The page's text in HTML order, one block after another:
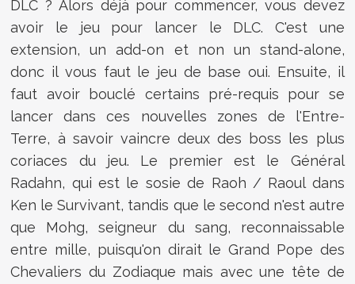
DLC ? Alors déjà pour commencer, vous devez
avoir le jeu pour lancer le DLC. C'est une
extension, un add-on et non un stand-alone,
donc il vous faut le jeu de base oui. Ensuite, il
faut avoir bouclé certains pré-requis pour se
lancer dans ces nouvelles zones de l'Entre-
Terre, à savoir vaincre deux des boss les plus
coriaces du jeu. Le premier est le Général
Radahn, qui est le sosie de Raoh / Raoul dans
Ken le Survivant, tandis que le second n'est autre
que Mohg, seigneur du sang, reconnaissable
entre mille, puisqu'on dirait le Grand Pope des
Chevaliers du Zodiaque mais avec une tête de